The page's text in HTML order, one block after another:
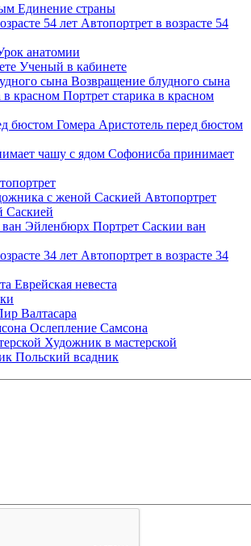
Единение страны
Автопортрет в возрасте 54
анатомии
Ученый в кабинете
Возвращение блудного сына
Портрет старика в красном
Аристотель перед бюстом
Софонисба принимает
Автопортрет
Саскией
Портрет Саскии ван
Автопортрет в возрасте 34
Еврейская невеста
Валтасара
Ослепление Самсона
Художник в мастерской
Польский всадник